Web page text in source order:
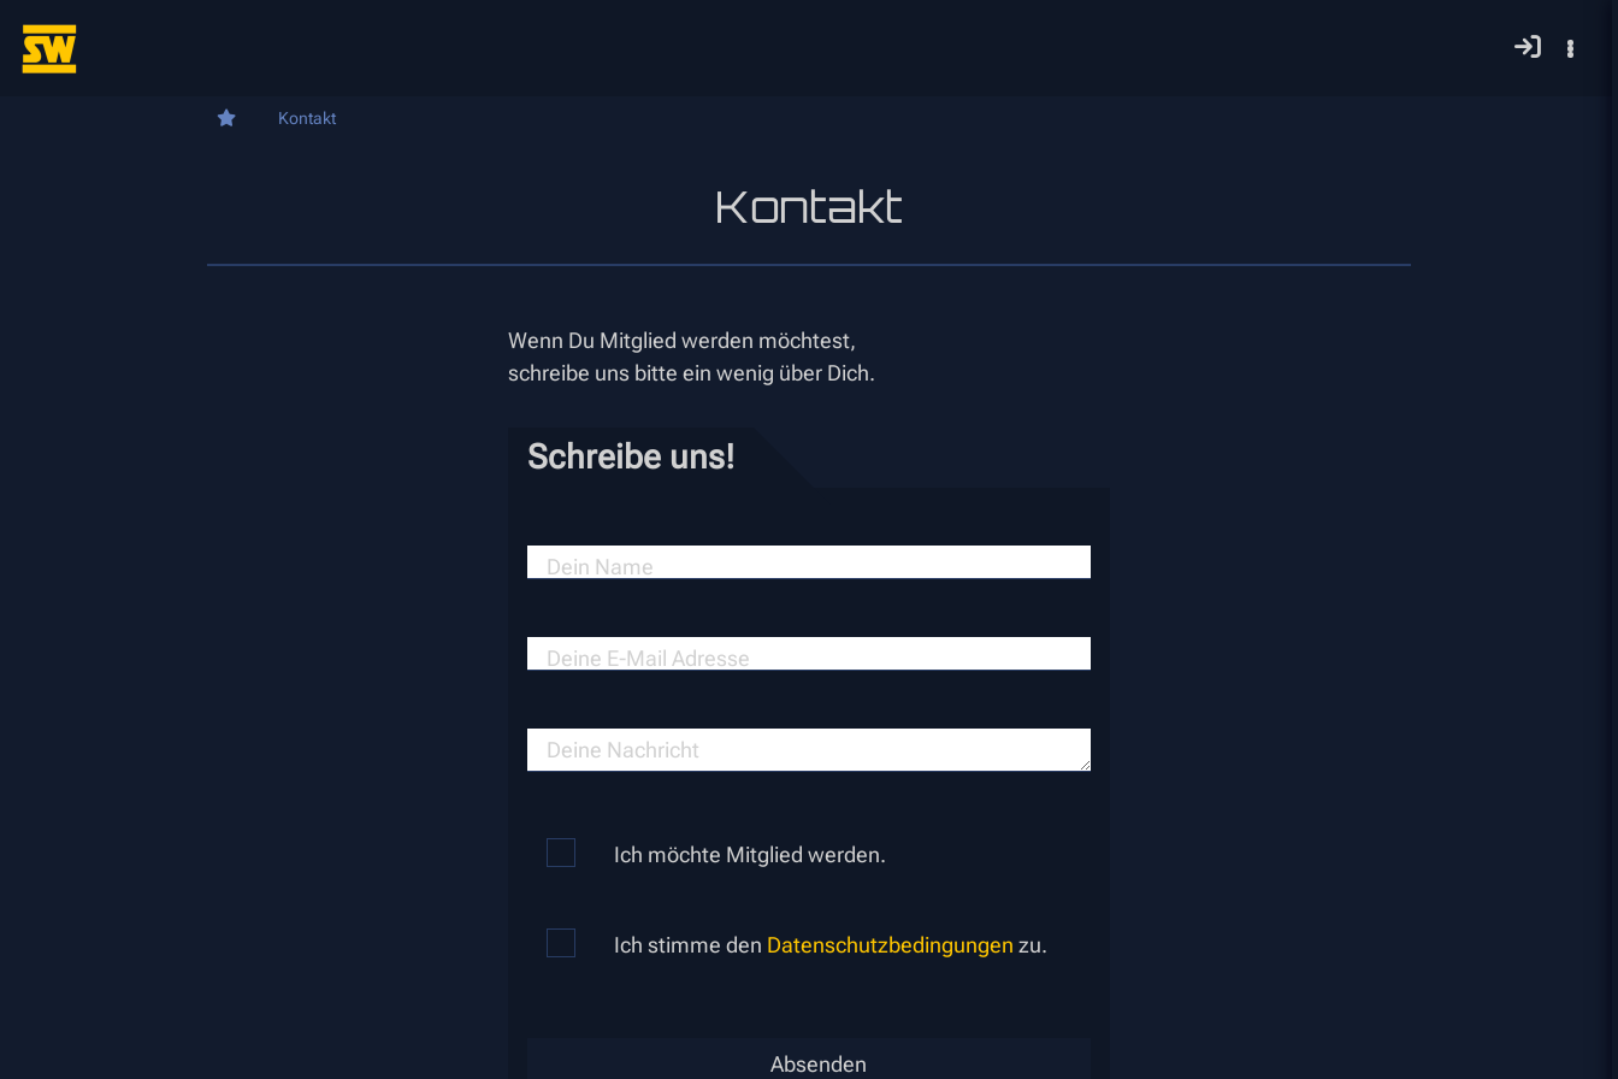
Kontakt
Kontakt
Wenn Du Mitglied werden möchtest,
schreibe uns bitte ein wenig über Dich.
Schreibe uns!
Dein Name
Deine E-Mail Adresse
Deine Nachricht
Ich möchte Mitglied werden.
Ich stimme den Datenschutzbedingungen zu.
Absenden